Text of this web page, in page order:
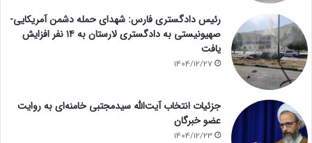
رئیس دادگستری فارس: شهدای حمله دشمن آمریکایی-
صهیونیستی به دادگستری لارستان به ۱۴ نفر افزایش
یافت
1404/12/27
جزئیات انتخاب آیت‌الله سیدمجتبی خامنه‌ای به روایت
عضو خبرگان
1404/12/23